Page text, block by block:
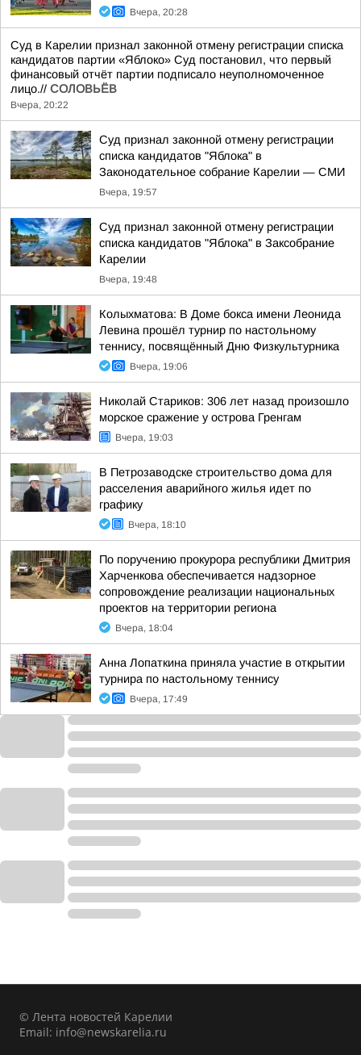
Вчера, 20:28
Суд в Карелии признал законной отмену регистрации списка
кандидатов партии «Яблоко» Суд постановил, что первый
финансовый отчёт партии подписало неуполномоченное
лицо.// СОЛОВЬЁВ
Вчера, 20:22
Суд признал законной отмену регистрации
списка кандидатов "Яблока" в
Законодательное собрание Карелии — СМИ
Вчера, 19:57
Суд признал законной отмену регистрации
списка кандидатов "Яблока" в Заксобрание
Карелии
Вчера, 19:48
Колыхматова: В Доме бокса имени Леонида
Левина прошёл турнир по настольному
теннису, посвящённый Дню Физкультурника
Вчера, 19:06
Николай Стариков: 306 лет назад произошло
морское сражение у острова Гренгам
Вчера, 19:03
В Петрозаводске строительство дома для
расселения аварийного жилья идет по
графику
Вчера, 18:10
По поручению прокурора республики Дмитрия
Харченкова обеспечивается надзорное
сопровождение реализации национальных
проектов на территории региона
Вчера, 18:04
Анна Лопаткина приняла участие в открытии
турнира по настольному теннису
Вчера, 17:49
© Лента новостей Карелии
Email: info@newskarelia.ru